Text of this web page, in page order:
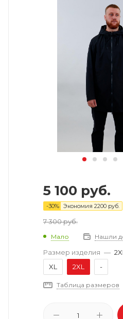
5 100 руб.
-30% Экономия 2200 руб.
7 300руб.
Мало Нашли
Размер изделия — 2XL
XL
2XL -
Таблица размеров